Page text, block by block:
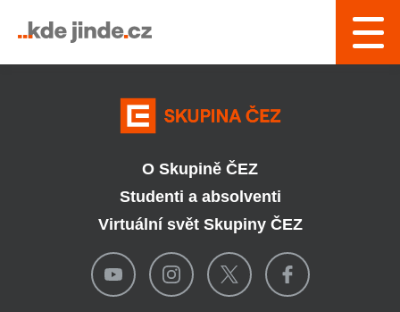
O Skupině ČEZ
Studenti a absolventi
Virtuální svět Skupiny ČEZ